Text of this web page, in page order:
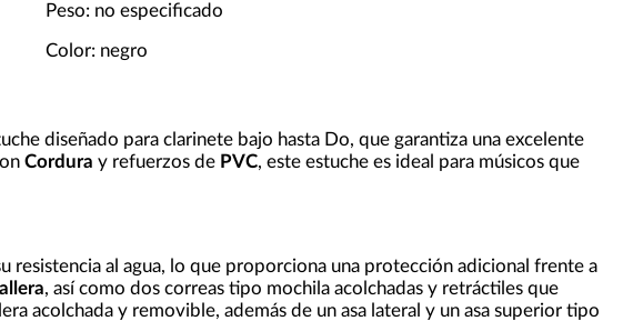
Peso: no especificado
Color: negro
diseñado para clarinete bajo hasta Do, que garantiza una excelente
Cordura y refuerzos de PVC, este estuche es ideal para músicos que
resistencia al agua, lo que proporciona una protección adicional frente a
, así como dos correas tipo mochila acolchadas y retráctiles que
acolchada y removible, además de un asa lateral y un asa superior tipo